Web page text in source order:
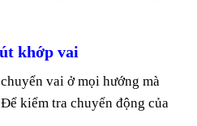
khớp vai
vai ở mọi hướng mà
kiểm tra chuyển động của